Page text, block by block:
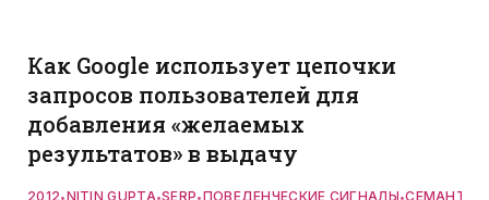
Как Google использует цепочки
запросов пользователей для
добавления «желаемых
результатов» в выдачу
2012•NITIN GUPTA•SERP•ПОВЕДЕНЧЕСКИЕ СИГНАЛЫ•